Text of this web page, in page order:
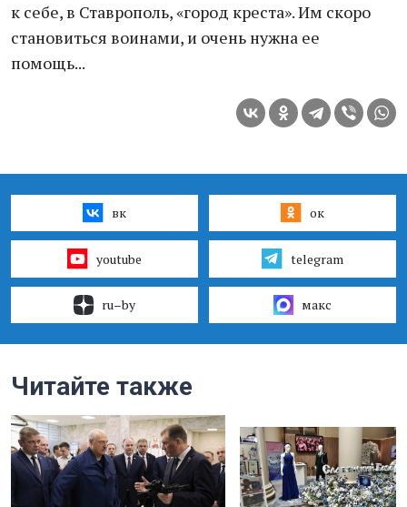
к себе, в Ставрополь, «город креста». Им скоро
становиться воинами, и очень нужна ее
помощь...
вк ок
youtube telegram
ru–by макс
Читайте также